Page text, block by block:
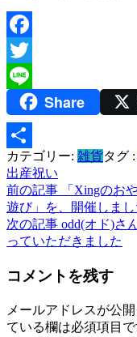
Facebook
Twitter
Line
Share
共
有
カテゴリー: 雑貨タグ :
出産祝い
投
稿
ナ
ビ
ー
前の記事 「Xingのお
遊び」を、開催しまし
次の記事 odd(オド)さ
っていただきました
コメントを残す
メールアドレスが公
ている欄は必須項目で